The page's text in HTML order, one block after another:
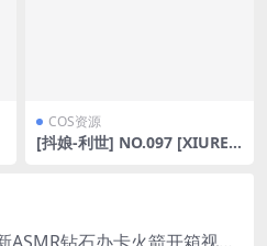
COS资源
[抖娘-利世] NO.097 [XIUREN